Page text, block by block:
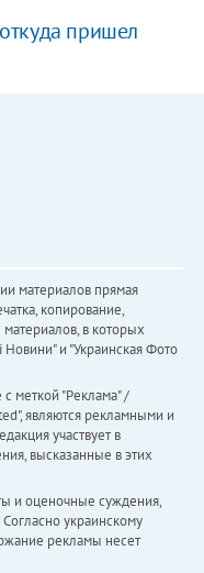
пришел
материалов прямая
копирование,
в которых
Новини" и "Украинская Фото
меткой "Реклама" /
являются рекламными и
участвует в
высказанные в этих
и оценочные суждения,
украинскому
рекламы несет